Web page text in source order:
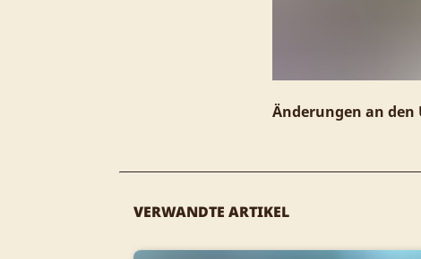
Änderungen an den
VERWANDTE ARTIKEL